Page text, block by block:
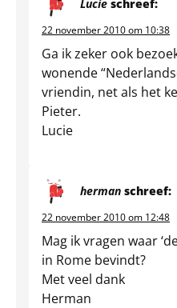
Lucie schreef:
22 november 2010 om 10:38
Ga ik zeker ook
wonende
vriendin, net als het
Pieter.
Lucie
herman schreef:
22 november 2010 om 12:48
Mag ik vragen waar
in Rome bevindt?
Met veel dank
Herman